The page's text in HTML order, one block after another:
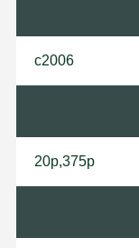
c2006
20p,375p